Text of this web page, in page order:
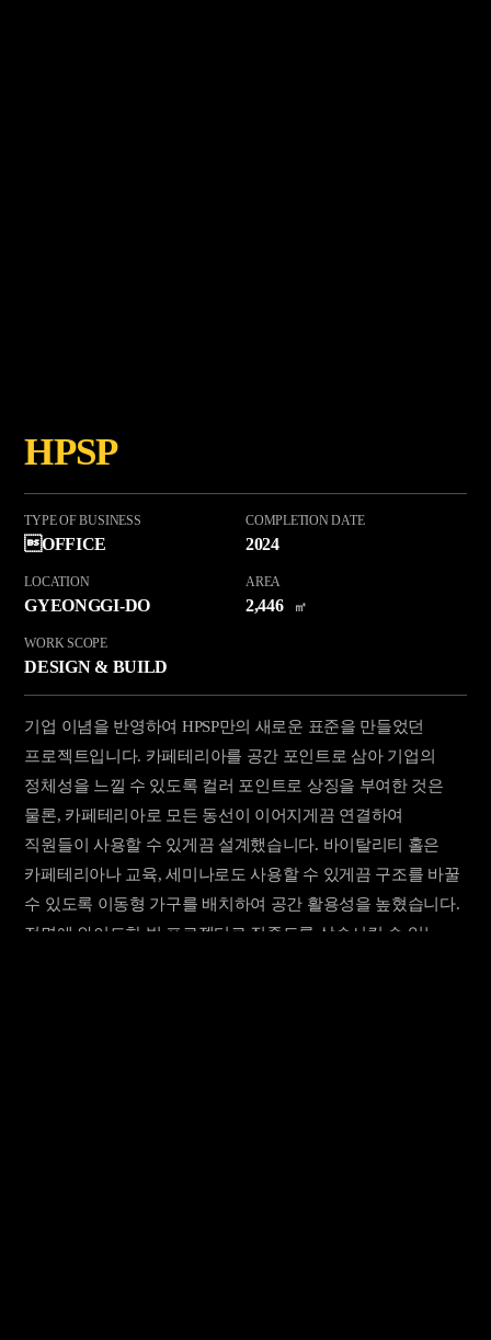
HPSP
TYPE OF BUSINESS
OFFICE
COMPLETION DATE
2024
LOCATION
GYEONGGI-DO
AREA
2,446 ㎡
WORK SCOPE
DESIGN & BUILD
기업 이념을 반영하여 HPSP만의 새로운 표준을 만들었던
프로젝트입니다. 카페테리아를 공간 포인트로 삼아 기업의
정체성을 느낄 수 있도록 컬러 포인트로 상징을 부여한 것은
물론, 카페테리아로 모든 동선이 이어지게끔 연결하여
직원들이 사용할 수 있게끔 설계했습니다. 바이탈리티 홀은
카페테리아나 교육, 세미나로도 사용할 수 있게끔 구조를 바꿀
수 있도록 이동형 가구를 배치하여 공간 활용성을 높혔습니다.
전면에 와이드한 빔 프로젝터로 집중도를 상승시킬 수 있는